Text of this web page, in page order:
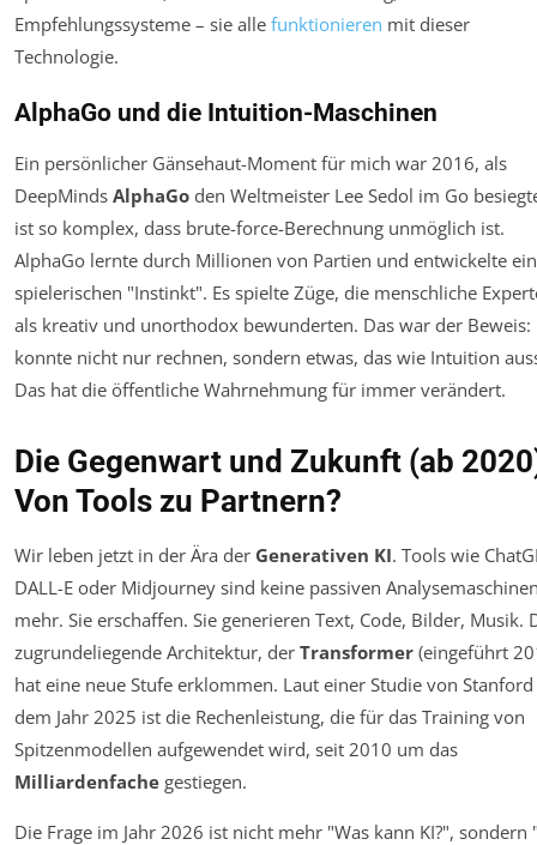
Empfehlungssysteme – sie alle funktionieren mit dieser
Technologie.
AlphaGo und die Intuition-Maschinen
Ein persönlicher Gänsehaut-Moment für mich war 2016, als
DeepMinds AlphaGo den Weltmeister Lee Sedol im Go
ist so komplex, dass brute-force-Berechnung unmöglich ist.
AlphaGo lernte durch Millionen von Partien und entwickelte
spielerischen "Instinkt". Es spielte Züge, die menschliche
als kreativ und unorthodox bewunderten. Das war der Beweis:
konnte nicht nur rechnen, sondern etwas, das wie Intuition
Das hat die öffentliche Wahrnehmung für immer verändert.
Die Gegenwart und Zukunft (ab
Von Tools zu Partnern?
Wir leben jetzt in der Ära der Generativen KI. Tools wie
DALL-E oder Midjourney sind keine passiven
mehr. Sie erschaffen. Sie generieren Text, Code, Bilder, Musik.
zugrundeliegende Architektur, der Transformer (eingeführt
hat eine neue Stufe erklommen. Laut einer Studie von Stanford
dem Jahr 2025 ist die Rechenleistung, die für das Training von
Spitzenmodellen aufgewendet wird, seit 2010 um das
Milliardenfache gestiegen.
Die Frage im Jahr 2026 ist nicht mehr "Was kann KI?", sondern